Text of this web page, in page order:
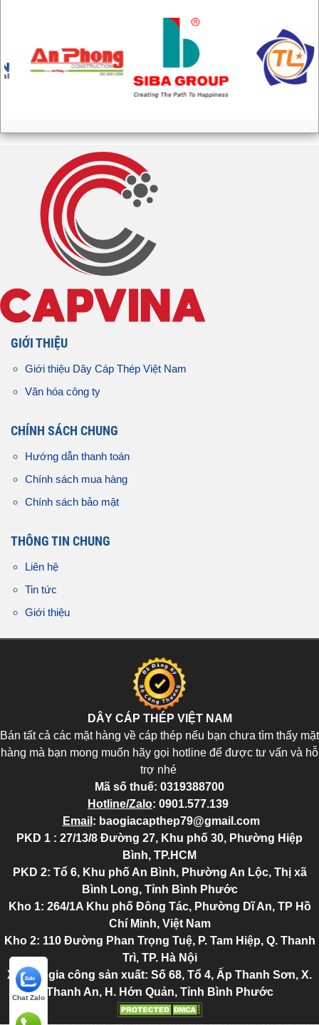
GIỚI THIỆU
Giới thiệu Dây Cáp Thép Việt Nam
Văn hóa công ty
CHÍNH SÁCH CHUNG
Hướng dẫn thanh toán
Chính sách mua hàng
Chính sách bảo mật
THÔNG TIN CHUNG
Liên hệ
Tin tức
Giới thiệu
DÂY CÁP THÉP VIỆT NAM
Bán tất cả các mặt hàng về cáp thép nếu bạn chưa tìm thấy mặt
hàng mà bạn mong muốn hãy gọi hotline để được tư vấn và hỗ
trợ nhé
Mã số thuế: 0319388700
Hotline/Zalo: 0901.577.139
Email : baogiacapthep79@gmail.com
PKD 1 : 27/13/8 Đường 27, Khu phố 30, Phường Hiệp
Bình, TP.HCM
PKD 2: Tổ 6, Khu phố An Bình, Phường An Lộc, Thị xã
Bình Long, Tỉnh Bình Phước
Kho 1: 264/1A Khu phố Đông Tác, Phường Dĩ An, TP Hồ
Chí Minh, Việt Nam
Kho 2: 110 Đường Phan Trọng Tuệ, P. Tam Hiệp, Q. Thanh
Trì, TP. Hà Nội
Xưởng gia công sản xuất: Số 68, Tổ 4, Ấp Thanh Sơn, X.
Thanh An, H. Hớn Quản, Tỉnh Bình Phước
Chat Zalo